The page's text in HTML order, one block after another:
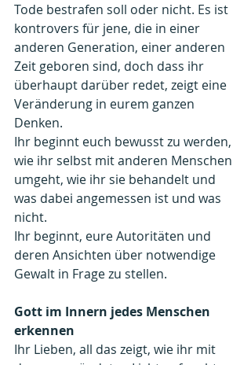
Tode bestrafen soll oder nicht. Es ist
kontrovers für jene, die in einer
anderen Generation, einer anderen
Zeit geboren sind, doch dass ihr
überhaupt darüber redet, zeigt eine
Veränderung in eurem ganzen
Denken.
Ihr beginnt euch bewusst zu werden,
wie ihr selbst mit anderen Menschen
umgeht, wie ihr sie behandelt und
was dabei angemessen ist und was
nicht.
Ihr beginnt, eure Autoritäten und
deren Ansichten über notwendige
Gewalt in Frage zu stellen.
Gott im Innern jedes Menschen
erkennen
Ihr Lieben, all das zeigt, wie ihr mit